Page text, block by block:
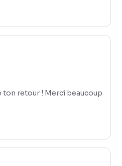
ton retour ! Merci beaucoup